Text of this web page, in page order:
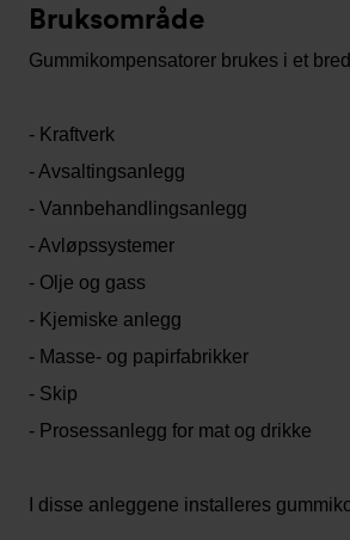
Bruksområde
Gummikompensatorer brukes i et
- Kraftverk
- Avsaltingsanlegg
- Vannbehandlingsanlegg
- Avløpssystemer
- Olje og gass
- Kjemiske anlegg
- Masse- og papirfabrikker
- Skip
- Prosessanlegg for mat og drikke
I disse anleggene installeres